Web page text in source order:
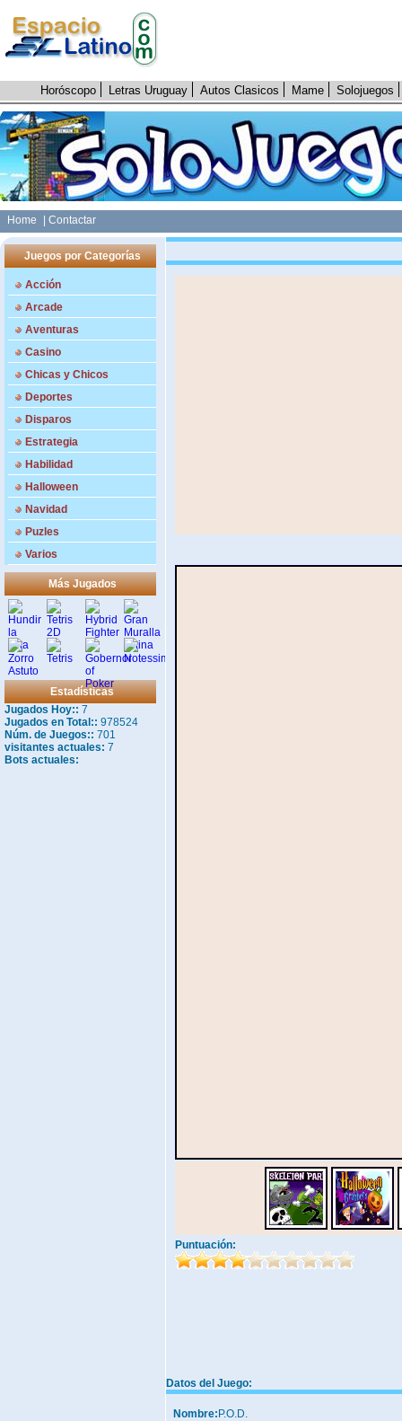
Horóscopo Letras Uruguay Autos Clasicos Mame Solojuegos
Home | Contactar
Juegos por Categorías
Acción
Arcade
Aventuras
Casino
Chicas y Chicos
Deportes
Disparos
Estrategia
Habilidad
Halloween
Navidad
Puzles
Varios
Más Jugados
Estadísticas
Jugados Hoy:: 7
Jugados en Total:: 978524
Núm. de Juegos:: 701
visitantes actuales: 7
Bots actuales:
Puntuación:
Datos del Juego:
Nombre: P.O.D.